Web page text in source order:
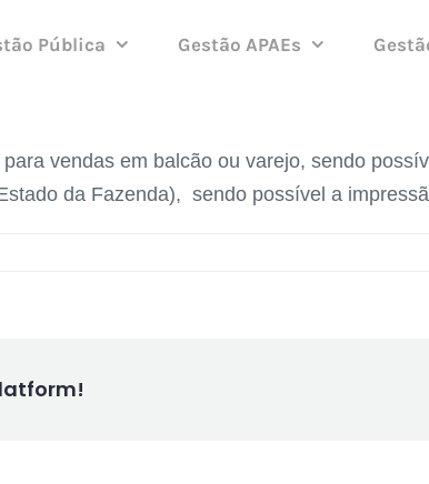
Pública Gestão APAEs
vendas em balcão ou varejo, sendo
da Fazenda), sendo possível a